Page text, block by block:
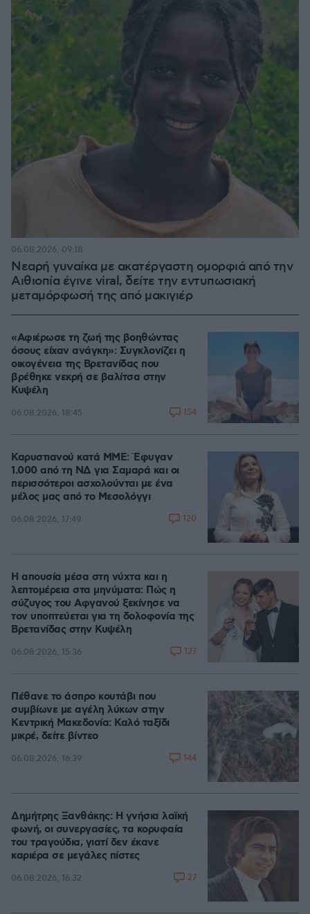
Νεαρή γυναίκα με ακατέργαστη ομορφιά από την
Αιθιοπία έγινε viral, δείτε την εντυπωσιακή
μεταμόρφωσή της από μακιγιέρ
06.08.2026, 09:18
«Αφιέρωσε τη ζωή της βοηθώντας
όσους είχαν ανάγκη»: Συγκλονίζει η
οικογένεια της Βρετανίδας που
βρέθηκε νεκρή σε βαλίτσα στην
Κυψέλη
06.08.2026, 18:45 154
Καρυστιανού κατά ΜΜΕ: Έφυγαν
1.000 από τη ΝΔ για Σαμαρά και οι
περισσότεροι ασχολούνται με ένα
μέλος μας από το Μεσολόγγι
06.08.2026, 17:49 120
Η απουσία μέσα στη νύχτα και η
λεπτομέρεια στα μηνύματα: Πώς η
σύζυγος του Αφγανού ξεκίνησε να
τον υποπτεύεται για τη δολοφονία της
Βρετανίδας στην Κυψέλη
06.08.2026, 15:36 127
Πέθανε το άσπρο κουτάβι που
συμβίωνε με αγέλη λύκων στην
Κεντρική Μακεδονία: Καλό ταξίδι
μικρέ, δείτε βίντεο
06.08.2026, 16:39 144
Δημήτρης Ξανθάκης: Η γνήσια λαϊκή
φωνή, οι συνεργασίες, τα κορυφαία
του τραγούδια, γιατί δεν έκανε
καριέρα σε μεγάλες πίστες
06.08.2026, 16:32 27